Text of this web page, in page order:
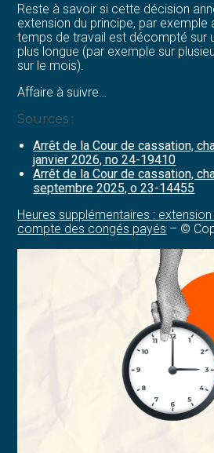
Reste à savoir si cette décision
extension du principe, par exemple
temps de travail est décompté sur
plus longue (par exemple sur
sur le mois).
Affaire à suivre…
Sources :
Arrêt de la Cour de cassation,
janvier 2026, no 24-19410
Arrêt de la Cour de cassation,
septembre 2025, o 23-14455
Heures supplémentaires :
compte des congés payés – ©